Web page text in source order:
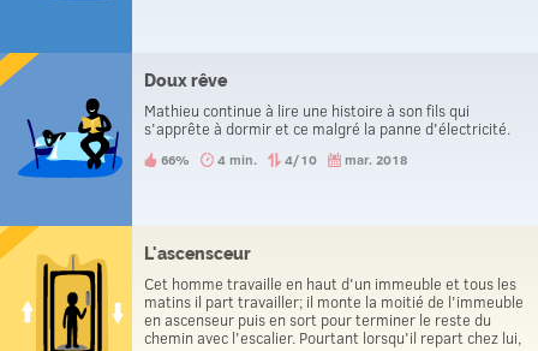
Doux rêve
Mathieu continue à lire une histoire à son fils qui
s'apprête à dormir et ce malgré la panne d'électricité.
66% 4 min. 4/10 mar. 2018
L'ascensceur
Cet homme travaille en haut d'un immeuble et tous les
matins il part travailler; il monte la moitié de l'immeuble
en ascenseur puis en sort pour terminer le reste du
chemin avec l'escalier. Pourtant lorsqu'il repart chez lui,